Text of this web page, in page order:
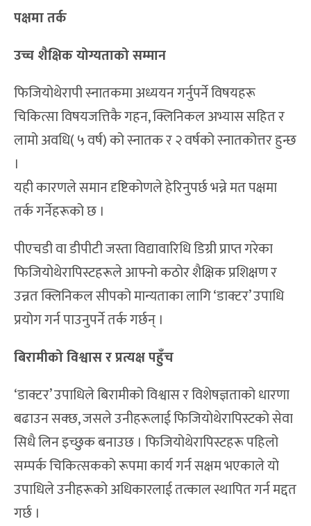
पक्षमा तर्क
उच्च शैक्षिक योग्यताको सम्मान
फिजियोथेरापी स्नातकमा अध्ययन गर्नुपर्ने विषयहरू
चिकित्सा विषयजत्तिकै गहन, क्लिनिकल अभ्यास सहित र
लामो अवधि( ५ वर्ष) को स्नातक र २ वर्षको स्नातकोत्तर हुन्छ
।
यही कारणले समान दृष्टिकोणले हेरिनुपर्छ भन्ने मत पक्षमा
तर्क गर्नेहरूको छ ।
पीएचडी वा डीपीटी जस्ता विद्यावारिधि डिग्री प्राप्त गरेका
फिजियोथेरापिस्टहरूले आफ्नो कठोर शैक्षिक प्रशिक्षण र
उन्नत क्लिनिकल सीपको मान्यताका लागि ‘डाक्टर’ उपाधि
प्रयोग गर्न पाउनुपर्ने तर्क गर्छन् ।
बिरामीको विश्वास र प्रत्यक्ष पहुँच
‘डाक्टर’ उपाधिले बिरामीको विश्वास र विशेषज्ञताको धारणा
बढाउन सक्छ, जसले उनीहरूलाई फिजियोथेरापिस्टको सेवा
सिधै लिन इच्छुक बनाउछ । फिजियोथेरापिस्टहरू पहिलो
सम्पर्क चिकित्सकको रूपमा कार्य गर्न सक्षम भएकाले यो
उपाधिले उनीहरूको अधिकारलाई तत्काल स्थापित गर्न मद्दत
गर्छ ।